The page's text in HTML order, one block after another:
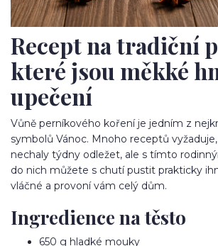
Recept na tradiční
které jsou měkké
upečení
Vůně perníkového koření je jedním z
symbolů Vánoc. Mnoho receptů
nechaly týdny odležet, ale s tímto
do nich můžete s chutí pustit prakticky
vláčné a provoní vám celý dům.
Ingredience na těsto
650 g hladké mouky